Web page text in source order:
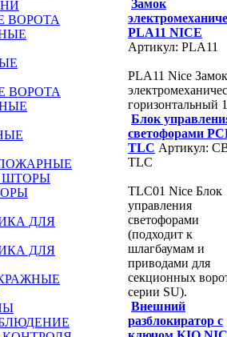
ВОРОТА
ВОРОТА
ШТОРЫ
ДЛЯ
ДЛЯ
Замок
PLA11 NICE
Артикул: PLA11
PLA11 Nice Замок
горизонтальный
Блок
светофорами
TLC Артикул:
TLC
TLC01 Nice Блок
управления
светофорами
(подходит к
шлагбаумам и
приводами для
секционных
серии SU).
Внешний
разблокиратор с